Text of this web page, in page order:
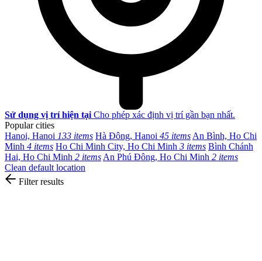
Sử dụng vị trí hiện tại Cho phép xác định vị trí gần bạn nhất.
Popular cities
Hanoi, Hanoi 133 items Hà Đông, Hanoi 45 items An Bình, Ho Chi
Minh 4 items Ho Chi Minh City, Ho Chi Minh 3 items Bình Chánh
Hai, Ho Chi Minh 2 items An Phú Đông, Ho Chi Minh 2 items
Clean default location
Filter results